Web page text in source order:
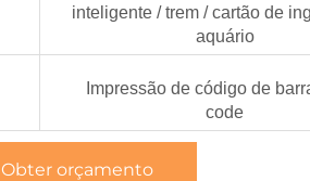
inteligente / trem / cartão de
aquário
Impressão de código de
code
Obter orçamento